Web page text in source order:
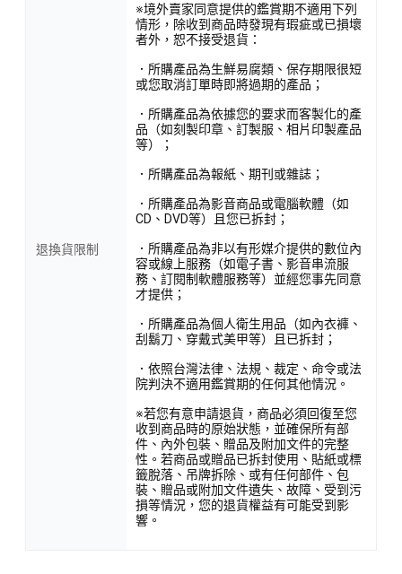
退換貨限制
※境外賣家同意提供的鑑賞期不適用下列
情形，除收到商品時發現有瑕疵或已損壞
者外，恕不接受退貨：
．所購產品為生鮮易腐類、保存期限很短
或您取消訂單時即將過期的產品；
．所購產品為依據您的要求而客製化的產
品（如刻製印章、訂製服、相片印製產品
等）；
．所購產品為報紙、期刊或雜誌；
．所購產品為影音商品或電腦軟體（如
CD、DVD等）且您已拆封；
．所購產品為非以有形媒介提供的數位內
容或線上服務（如電子書、影音串流服
務、訂閱制軟體服務等）並經您事先同意
才提供；
．所購產品為個人衛生用品（如內衣褲、
刮鬍刀、穿戴式美甲等）且已拆封；
．依照台灣法律、法規、裁定、命令或法
院判決不適用鑑賞期的任何其他情況。
※若您有意申請退貨，商品必須回復至您
收到商品時的原始狀態，並確保所有部
件、內外包裝、贈品及附加文件的完整
性。若商品或贈品已拆封使用、貼紙或標
籤脫落、吊牌拆除、或有任何部件、包
裝、贈品或附加文件遺失、故障、受到污
損等情況，您的退貨權益有可能受到影
響。